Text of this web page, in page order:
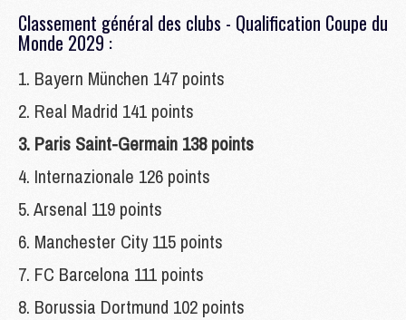
Classement général des clubs - Qualification Coupe du
Monde 2029 :
1. Bayern München 147 points
2. Real Madrid 141 points
3. Paris Saint-Germain 138 points
4. Internazionale 126 points
5. Arsenal 119 points
6. Manchester City 115 points
7. FC Barcelona 111 points
8. Borussia Dortmund 102 points